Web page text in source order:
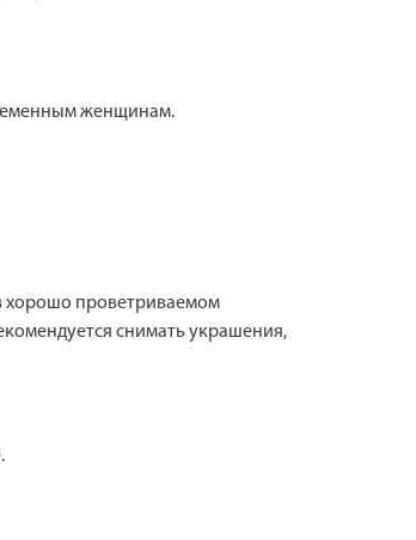
женщинам.
хорошо проветриваемом
снимать украшения,